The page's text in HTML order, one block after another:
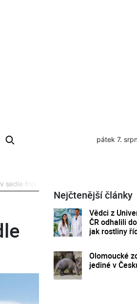
pátek 7.
freestylového kola?
Nejčtenější články
Vědci z
ČR odhalili
jak rostliny
Olomoucké
jediné v